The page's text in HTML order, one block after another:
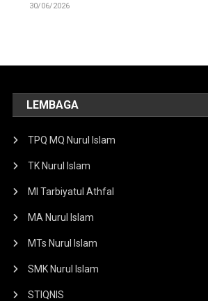
30/06/2026
LEMBAGA
TPQ MQ Nurul Islam
TK Nurul Islam
MI Tarbiyatul Athfal
MA Nurul Islam
MTs Nurul Islam
SMK Nurul Islam
STIQNIS